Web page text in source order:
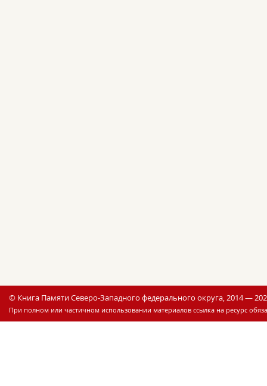
© Книга Памяти Северо-Западного федерального округа, 2014 —
При полном или частичном использовании материалов ссылка на ресурс